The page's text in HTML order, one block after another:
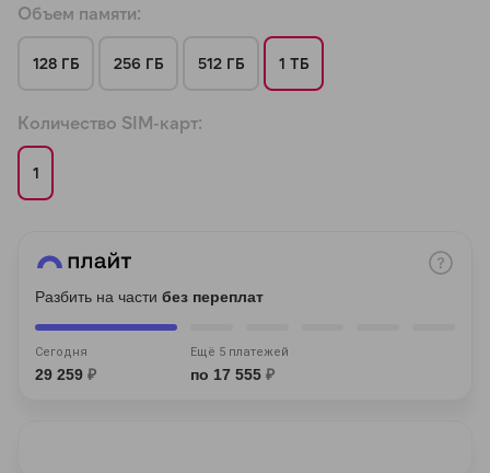
Объем памяти:
128 ГБ 256 ГБ 512 ГБ 1 ТБ
Количество SIM-карт:
1
Разбить на части без переплат
Сегодня
29 259 ₽
Ещё 5 платежей
по 17 555 ₽